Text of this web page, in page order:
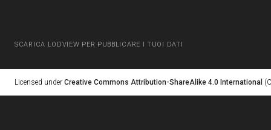
SCARICA LODVIEW PER PUBBLICARE I TUOI DATI
Licensed under Creative Commons Attribution-ShareAlike 4.0 International